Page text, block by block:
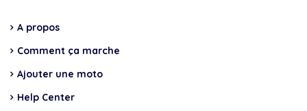
A propos
Comment ça marche
Ajouter une moto
Help Center